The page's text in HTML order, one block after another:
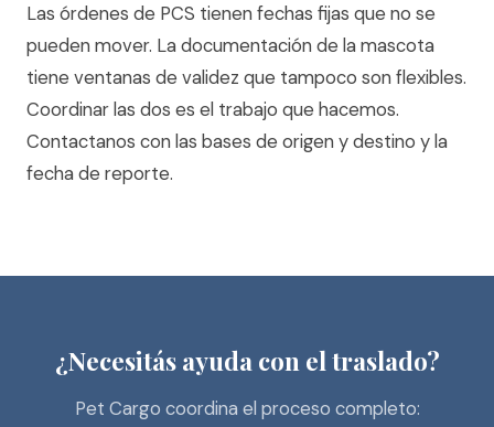
Las órdenes de PCS tienen fechas fijas que no se
pueden mover. La documentación de la mascota
tiene ventanas de validez que tampoco son flexibles.
Coordinar las dos es el trabajo que hacemos.
Contactanos con las bases de origen y destino y la
fecha de reporte.
¿Necesitás ayuda con el traslado?
Pet Cargo coordina el proceso completo: